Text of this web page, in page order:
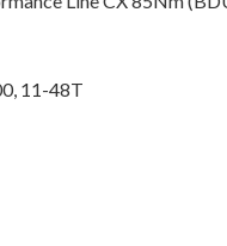
11-48T